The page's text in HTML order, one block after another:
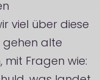
viel über diese
gehen alte
mit Fragen wie: